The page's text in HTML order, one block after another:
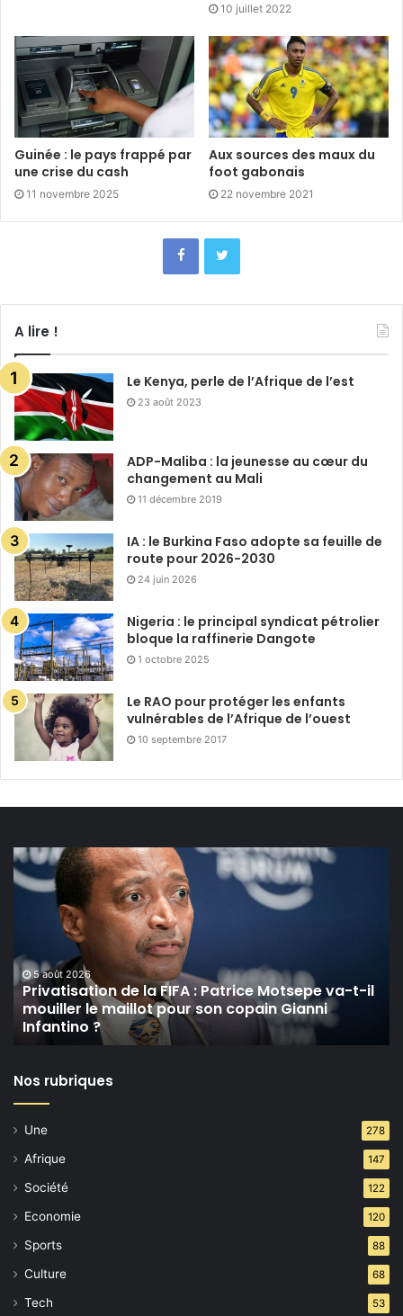
10 juillet 2022
Guinée : le pays frappé par
une crise du cash
11 novembre 2025
Aux sources des maux du
foot gabonais
22 novembre 2021
A lire !
Le Kenya, perle de l’Afrique de l’est
23 août 2023
ADP-Maliba : la jeunesse au cœur du
changement au Mali
11 décembre 2019
IA : le Burkina Faso adopte sa feuille de
route pour 2026-2030
24 juin 2026
Nigeria : le principal syndicat pétrolier
bloque la raffinerie Dangote
1 octobre 2025
Le RAO pour protéger les enfants
vulnérables de l’Afrique de l’ouest
10 septembre 2017
Privatisation
de
va-
t-
mouiller
pour
son
Gianni
Infantino ?
5 août 2026
Privatisation de la FIFA : Patrice Motsepe va-t-il
mouiller le maillot pour son copain Gianni
Infantino ?
Nos rubriques
Une 278
Afrique 147
Société 122
Economie 120
Sports 88
Culture 68
Tech 53